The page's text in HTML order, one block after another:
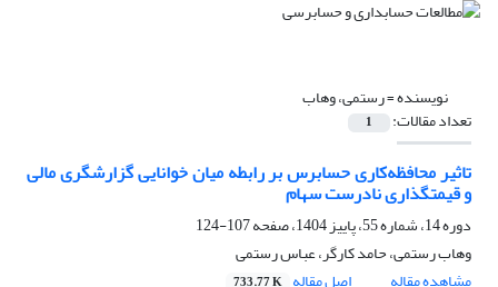
نویسنده =رستمی، وهاب
تعداد مقالات: 1
تاثیر محافظه‌کاری حسابرس بر رابطه میان خوانایی گزارشگری مالی
و قیمت­گذاری نادرست سهام
دوره 14، شماره 55، پاییز 1404، صفحه
107-124
وهاب رستمی، حامد کارگر، عباس رستمی